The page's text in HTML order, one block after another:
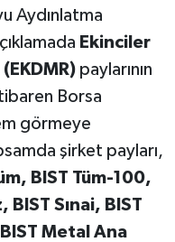
Aydınlatma
Ekinciler
paylarının
Borsa
görmeye
şirket payları,
BIST Tüm-100,
BIST Sınai, BIST
BIST Metal Ana